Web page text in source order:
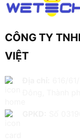
CÔNG TY
VIỆT